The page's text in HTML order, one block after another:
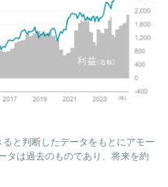
と判断したデータをもとにアモー
タは過去のものであり、将来を約